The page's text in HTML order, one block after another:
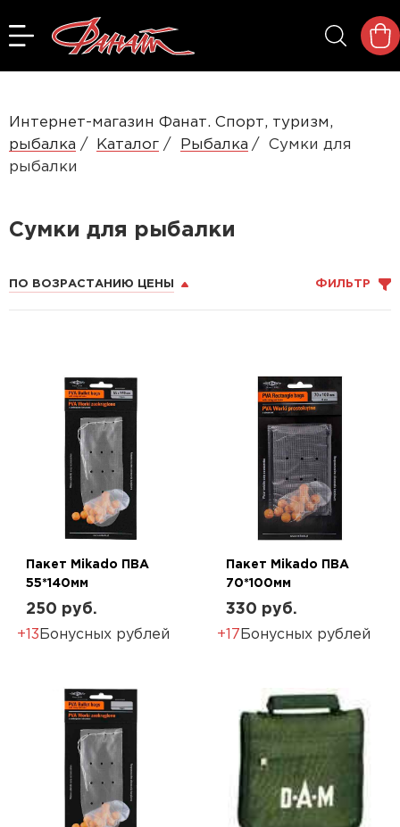
Интернет-магазин Фанат. Спорт, туризм,
рыбалка
Каталог Рыбалка
Сумки для
рыбалки
Сумки для рыбалки
ПО ВОЗРАСТАНИЮ ЦЕНЫ ФИЛЬТР
Пакет Mikado ПВА
55*140мм
250 руб.
+13 Бонусных рублей
Пакет Mikado ПВА
70*100мм
330 руб.
+17 Бонусных рублей